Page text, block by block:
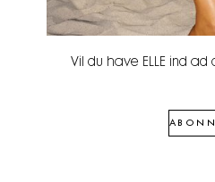
Vil du have ELLE ind